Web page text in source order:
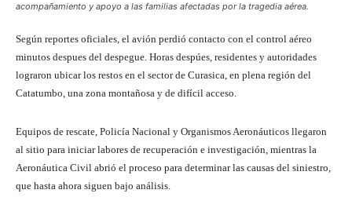
acompañamiento y apoyo a las familias afectadas por la tragedia aérea.
Según reportes oficiales, el avión perdió contacto con el control aéreo
minutos despues del despegue. Horas despúes, residentes y autoridades
lograron ubicar los restos en el sector de Curasica, en plena región del
Catatumbo, una zona montañosa y de difícil acceso.
Equipos de rescate, Policía Nacional y Organismos Aeronáuticos llegaron
al sitio para iniciar labores de recuperación e investigación, mientras la
Aeronáutica Civil abrió el proceso para determinar las causas del siniestro,
que hasta ahora siguen bajo análisis.